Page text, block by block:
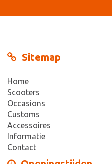
Sitemap
Home
Scooters
Occasions
Customs
Accessoires
Informatie
Contact